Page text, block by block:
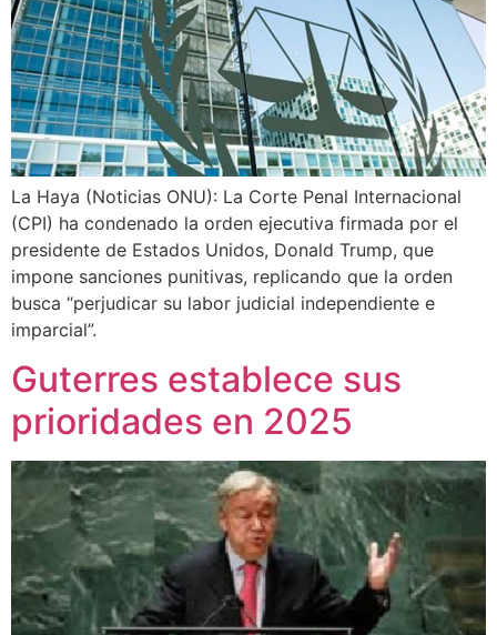
La Haya (Noticias ONU): La Corte Penal Internacional
(CPI) ha condenado la orden ejecutiva firmada por el
presidente de Estados Unidos, Donald Trump, que
impone sanciones punitivas, replicando que la orden
busca “perjudicar su labor judicial independiente e
imparcial”.
Guterres establece sus
prioridades en 2025